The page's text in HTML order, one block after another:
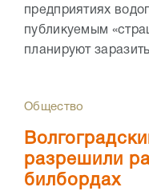
предприятиях
публикуемым
планируют
Общество
разрешили
билбордах